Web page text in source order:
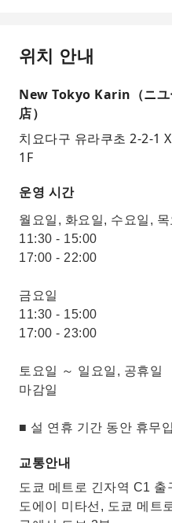
위치 안내
New Tokyo Karin（ニユ
店）
치요다구 유라쿠초 2-2-1
1F
운영 시간
월요일, 화요일, 수요일, 목
11:30 - 15:00
17:00 - 22:00
금요일
11:30 - 15:00
17:00 - 23:00
토요일 ～ 일요일, 공휴일
마감일
■ 설 연휴 기간 동안 휴무
교통안내
도쿄 메트로 긴자역 C1 출
도에이 미타선, 도쿄 메트